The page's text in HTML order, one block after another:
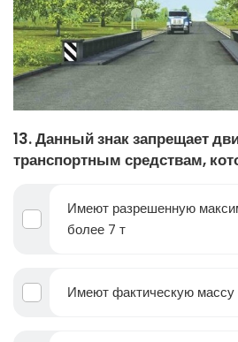
13. Данный знак запрещает
транспортным средствам,
Имеют разрешенную
более 7 т
Имеют фактическую массу